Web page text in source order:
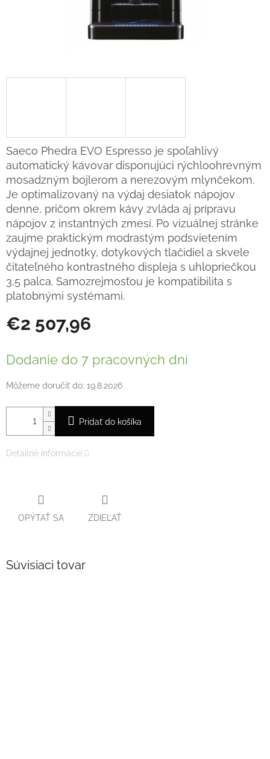
€2 507,96
cena:
Dodanie do 7 pracovných dní
Môžeme doručiť do: 19.8.2026
Pridať do košíka
Saeco Phedra EVO Espresso je spoľahlivý
automatický kávovar disponujúci rýchloohrevným
mosadzným bojlerom a nerezovým mlynčekom.
Je optimalizovaný na výdaj desiatok nápojov
denne, pričom okrem kávy zvláda aj prípravu
nápojov z instantných zmesí. Po vizuálnej stránke
zaujme praktickým modrastým podsvietením
výdajnej jednotky, dotykových tlačidiel a skvele
čitateľného kontrastného displeja s uhlopriečkou
3,5 palca. Samozrejmosťou je kompatibilita s
platobnými systémami.
Detailné informácie
OPÝTAŤ SA ZDIEĽAŤ
Súvisiaci tovar